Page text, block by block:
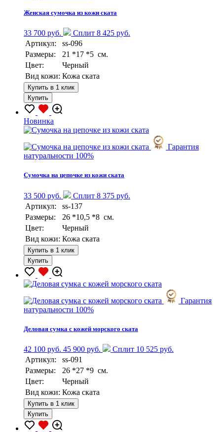
Женская сумочка из кожи ската
33 700 руб.
Сплит 8 425 руб.
Артикул:
ss-096
Размеры:
21 *17 *5 см.
Цвет:
Черный
Вид кожи: Кожа ската
Купить в 1 клик
Купить
Новинка
Гарантия
натуральности 100%
Сумочка на цепочке из кожи ската
33 500 руб.
Сплит 8 375 руб.
Артикул:
ss-137
Размеры:
26 *10,5 *8 см.
Цвет:
Черный
Вид кожи: Кожа ската
Купить в 1 клик
Купить
Гарантия
натуральности 100%
Деловая сумка с кожей морского ската
42 100 руб. 45 900 руб.
Сплит 10 525 руб.
Артикул:
ss-091
Размеры:
26 *27 *9 см.
Цвет:
Черный
Вид кожи: Кожа ската
Купить в 1 клик
Купить